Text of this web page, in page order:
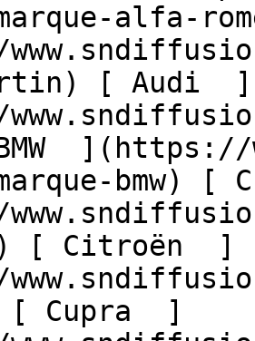
alfa-
[ Audi  ]
bmw) [
[ Citroën  ]
Cupra  ]